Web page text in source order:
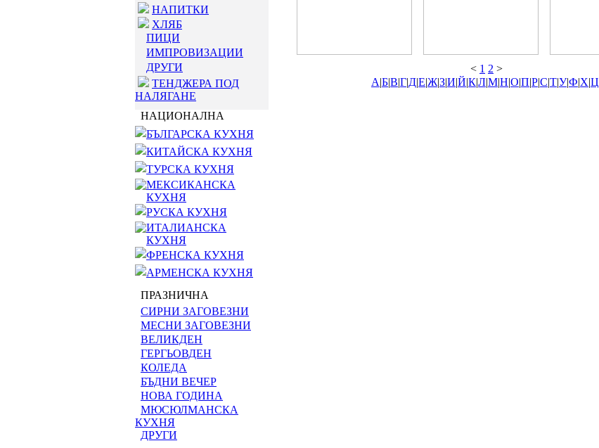
НАПИТКИ
ХЛЯБ
ПИЦИ
ИМПРОВИЗАЦИИ
ДРУГИ
ТЕНДЖЕРА ПОД
НАЛЯГАНЕ
НАЦИОНАЛНА
БЪЛГАРСКА КУХНЯ
КИТАЙСКА КУХНЯ
ТУРСКА КУХНЯ
МЕКСИКАНСКА
КУХНЯ
РУСКА КУХНЯ
ИТАЛИАНСКА
КУХНЯ
ФРЕНСКА КУХНЯ
АРМЕНСКА КУХНЯ
ПРАЗНИЧНА
СИРНИ ЗАГОВЕЗНИ
МЕСНИ ЗАГОВЕЗНИ
ВЕЛИКДЕН
ГЕРГЬОВДЕН
КОЛЕДА
БЪДНИ ВЕЧЕР
НОВА ГОДИНА
МЮСЮЛМАНСКА
КУХНЯ
ДРУГИ
< 1 2 >
А|Б|В|Г|Д|Е|Ж|З|И|Й|К|Л|М|Н|О|П|Р|С|Т|У|Ф|Х|Ц